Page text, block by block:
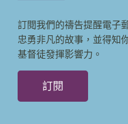
訂閱我們的禱告提醒電子
忠勇非凡的故事，並得知
基督徒發揮影響力。
訂閱